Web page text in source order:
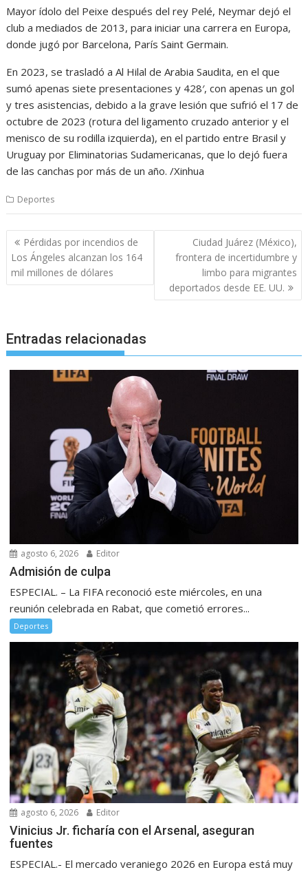
Mayor ídolo del Peixe después del rey Pelé, Neymar dejó el
club a mediados de 2013, para iniciar una carrera en Europa,
donde jugó por Barcelona, París Saint Germain.
En 2023, se trasladó a Al Hilal de Arabia Saudita, en el que
sumó apenas siete presentaciones y 428′, con apenas un gol
y tres asistencias, debido a la grave lesión que sufrió el 17 de
octubre de 2023 (rotura del ligamento cruzado anterior y el
menisco de su rodilla izquierda), en el partido entre Brasil y
Uruguay por Eliminatorias Sudamericanas, que lo dejó fuera
de las canchas por más de un año. /Xinhua
Deportes
Navegación
de
entradas
Pérdidas por incendios de
Los Ángeles alcanzan los 164
mil millones de dólares
Ciudad Juárez (México),
frontera de incertidumbre y
limbo para migrantes
deportados desde EE. UU.
Entradas relacionadas
agosto 6, 2026 Editor
Admisión de culpa
ESPECIAL. – La FIFA reconoció este miércoles, en una
reunión celebrada en Rabat, que cometió errores...
Deportes
agosto 6, 2026 Editor
Vinicius Jr. ficharía con el Arsenal, aseguran
fuentes
ESPECIAL.- El mercado veraniego 2026 en Europa está muy